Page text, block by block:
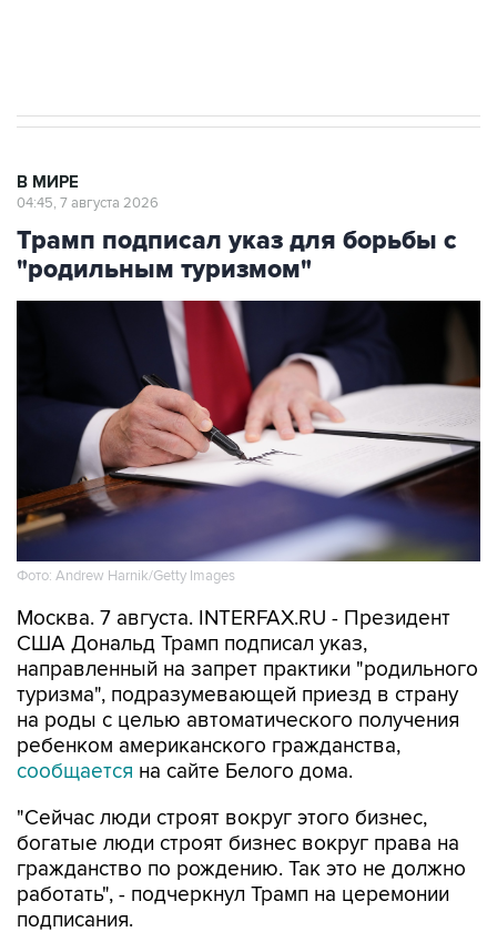
В МИРЕ
04:45, 7 августа 2026
Трамп подписал указ для борьбы с
"родильным туризмом"
Фото: Andrew Harnik/Getty Images
Москва. 7 августа. INTERFAX.RU - Президент
США Дональд Трамп подписал указ,
направленный на запрет практики "родильного
туризма", подразумевающей приезд в страну
на роды с целью автоматического получения
ребенком американского гражданства,
сообщается на сайте Белого дома.
"Сейчас люди строят вокруг этого бизнес,
богатые люди строят бизнес вокруг права на
гражданство по рождению. Так это не должно
работать", - подчеркнул Трамп на церемонии
подписания.